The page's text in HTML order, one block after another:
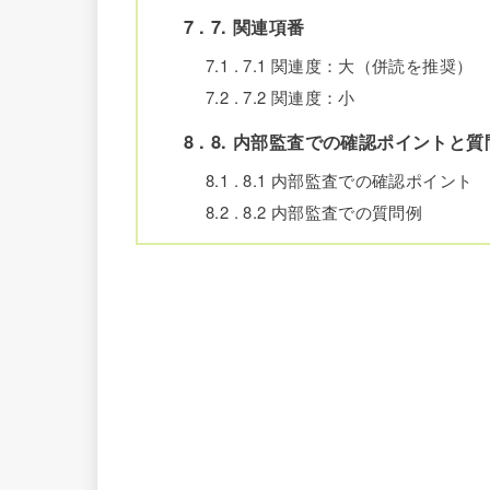
7
7. 関連項番
7.1
7.1 関連度：大（併読を推奨）
7.2
7.2 関連度：小
8 8. 内部監査での確認ポイントと質
8.1
8.1 内部監査での確認ポイント
8.2
8.2 内部監査での質問例